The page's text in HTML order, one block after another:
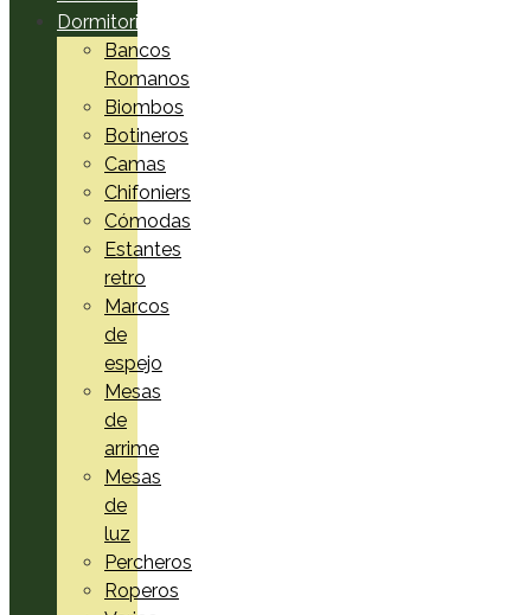
Dormitorio
Bancos
Romanos
Biombos
Botineros
Camas
Chifoniers
Cómodas
Estantes
retro
Marcos
de
espejo
Mesas
de
arrime
Mesas
de
luz
Percheros
Roperos